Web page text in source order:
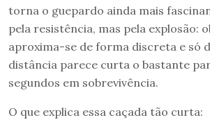
torna o guepardo ainda mais
pela resistência, mas pela explosão:
aproxima-se de forma discreta e só
distância parece curta o bastante
segundos em sobrevivência.
O que explica essa caçada tão curta: